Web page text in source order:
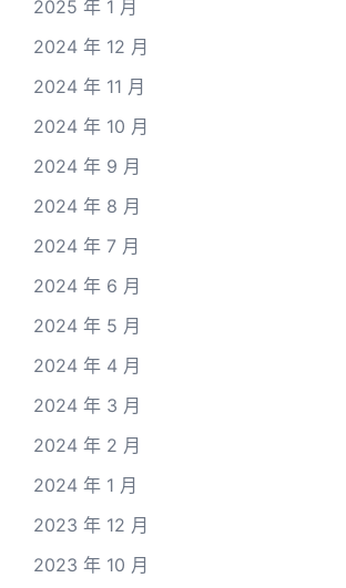
2025 年 1 月
2024 年 12 月
2024 年 11 月
2024 年 10 月
2024 年 9 月
2024 年 8 月
2024 年 7 月
2024 年 6 月
2024 年 5 月
2024 年 4 月
2024 年 3 月
2024 年 2 月
2024 年 1 月
2023 年 12 月
2023 年 10 月